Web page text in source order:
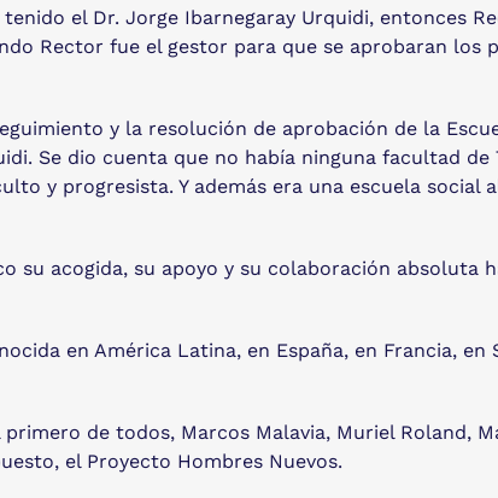
el Dr. Jorge Ibarnegaray Urquidi, entonces
Rector fue el gestor para que se aprobaran los
y la resolución de aprobación de la
Se dio cuenta que no había ninguna facultad de
y progresista. Y además era una escuela social
su acogida, su apoyo y su colaboración absoluta
en América Latina, en España, en Francia, en
de todos, Marcos Malavia, Muriel Roland,
el Proyecto Hombres Nuevos.